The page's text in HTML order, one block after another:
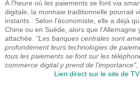
À l'heure où les paiements se font via
digitale, la monnaie traditionnelle pourrait
instants. Selon l'économiste, elle a déjà
Chine ou en Suède, alors que l'Allemagne
attachée. "Les banques centrales sont
profondément leurs technologies de
tous les paiements se font sur les
commerce digital y prend de l'importance",
Lien direct sur le site de